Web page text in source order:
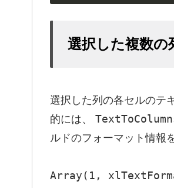
選択した複数の
選択した列の各セルのテ
的には、
ルドのフォーマット情報
Array(1,